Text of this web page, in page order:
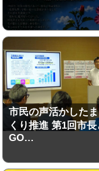
市民の声活かした
くり推進 第1回市長
GO…